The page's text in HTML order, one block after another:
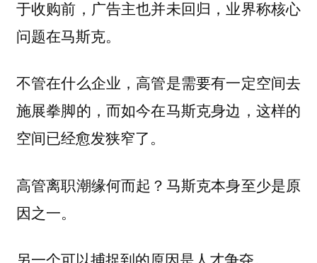
于收购前，广告主也并未回归，业界称核心
问题在马斯克。
不管在什么企业，高管是需要有一定空间去
施展拳脚的，而如今在马斯克身边，这样的
空间已经愈发狭窄了。
高管离职潮缘何而起？马斯克本身至少是原
因之一。